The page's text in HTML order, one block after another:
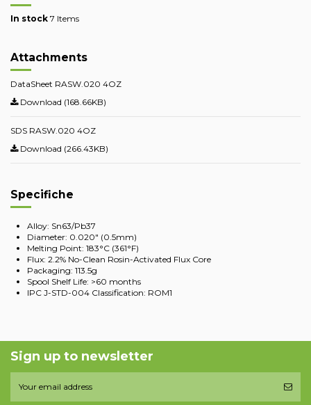
In stock 7 Items
Attachments
DataSheet RASW.020 4OZ
Download (168.66KB)
SDS RASW.020 4OZ
Download (266.43KB)
Specifiche
Alloy: Sn63/Pb37
Diameter: 0.020" (0.5mm)
Melting Point: 183°C (361°F)
Flux: 2.2% No-Clean Rosin-Activated Flux Core
Packaging: 113.5g
Spool Shelf Life: >60 months
IPC J-STD-004 Classification: ROM1
Sign up to newsletter